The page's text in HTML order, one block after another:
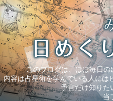
このブログは、ほぼ毎日
内容は占星術を学んでいる人には
予言だけ知りた
当